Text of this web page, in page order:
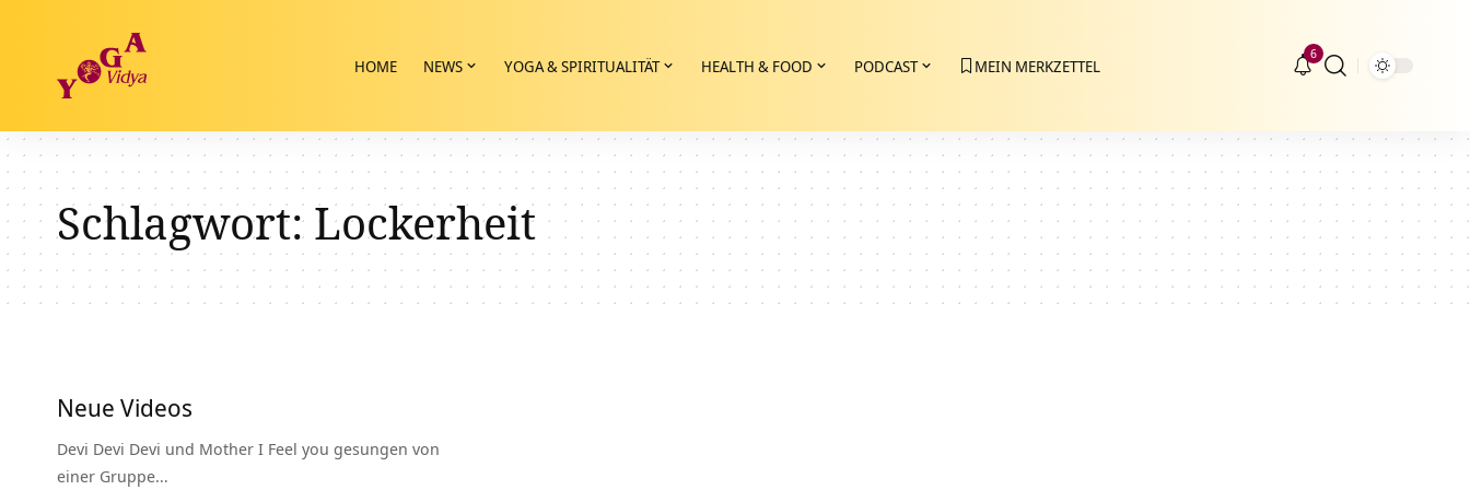
HOME NEWS YOGA & SPIRITUALITÄT HEALTH & FOOD PODCAST MEIN MERKZETTEL
6
Schlagwort:Lockerheit
Neue Videos
Devi Devi Devi und Mother I Feel you gesungen von
einer Gruppe…